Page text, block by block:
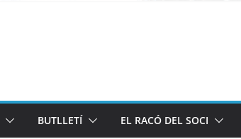
BUTLLETÍ EL RACÓ DEL SOCI